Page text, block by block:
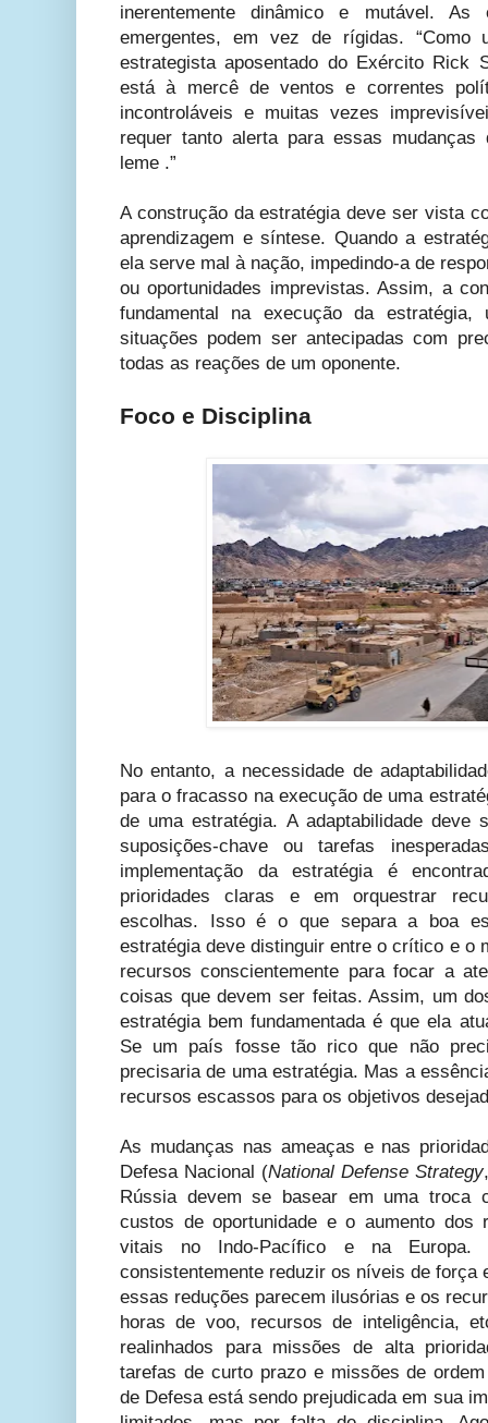
inerentemente dinâmico e mutável.
emergentes, em vez de rígidas. “Como
estrategista aposentado do Exército Rick
está à mercê de ventos e correntes
incontroláveis e muitas vezes
requer tanto alerta para essas mudanças
leme .”
A construção da estratégia deve ser vista
aprendizagem e síntese. Quando a
ela serve mal à nação, impedindo-a de
ou oportunidades imprevistas. Assim, a
fundamental na execução da
situações podem ser antecipadas com
todas as reações de um oponente.
Foco e Disciplina
No entanto, a necessidade de
para o fracasso na execução de uma
de uma estratégia. A adaptabilidade deve
suposições-chave ou tarefas
implementação da estratégia é
prioridades claras e em orquestrar
escolhas. Isso é o que separa a boa
estratégia deve distinguir entre o crítico e o
recursos conscientemente para focar a
coisas que devem ser feitas. Assim, um
estratégia bem fundamentada é que ela
Se um país fosse tão rico que não
precisaria de uma estratégia. Mas a
recursos escassos para os objetivos
As mudanças nas ameaças e nas
Defesa Nacional (National Defense Strategy
Rússia devem se basear em uma troca
custos de oportunidade e o aumento dos
vitais no Indo-Pacífico e na Europa.
consistentemente reduzir os níveis de força
essas reduções parecem ilusórias e os
horas de voo, recursos de inteligência,
realinhados para missões de alta
tarefas de curto prazo e missões de
de Defesa está sendo prejudicada em sua